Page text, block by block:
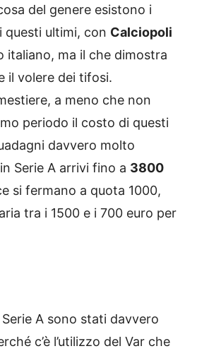
del genere esistono i
ultimi, con Calciopoli
ma il che dimostra
il volere dei tifosi.
a meno che non
periodo il costo di questi
davvero molto
Serie A arrivi fino a 3800
si fermano a quota 1000,
tra i 1500 e i 700 euro per
A sono stati davvero
c’è l’utilizzo del Var che